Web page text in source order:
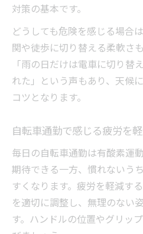
対策の基本です。
どうしても危険を感じる場合
関や徒歩に切り替える柔軟さ
「雨の日だけは電車に切り替
れた」という声もあり、天候
コツとなります。
自転車通勤で感じる疲労を
毎日の自転車通勤は有酸素運
期待できる一方、慣れないう
すくなります。疲労を軽減す
を適切に調整し、無理のない
す。ハンドルの位置やグリッ